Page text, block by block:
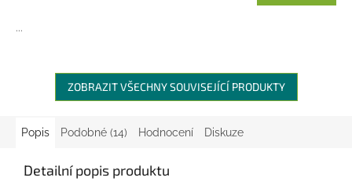
...
ZOBRAZIT VŠECHNY SOUVISEJÍCÍ PRODUKTY
Popis Podobné (14) Hodnocení Diskuze
Detailní popis produktu